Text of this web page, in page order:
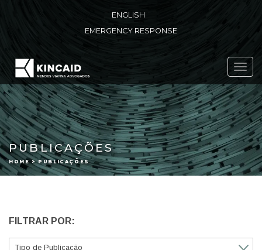
ENGLISH
EMERGENCY RESPONSE
PUBLICAÇÕES
HOME > PUBLICAÇÕES
FILTRAR POR: